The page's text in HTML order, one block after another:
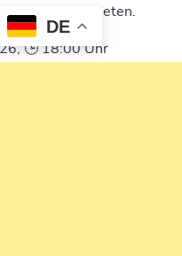
Diskussion bieten.
🕒 18:00 Uhr
DE